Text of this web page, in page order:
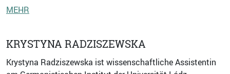
MEHR
KRYSTYNA RADZISZEWSKA
Krystyna Radziszewska ist wissenschaftliche Assistentin